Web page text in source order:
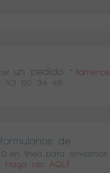
un pedido , * llámenos
43 60 34 46
formularios de
en línea para enviarnos
Haga clic AQUÍ